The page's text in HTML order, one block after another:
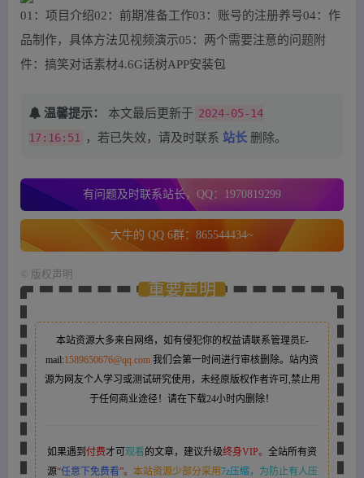
01：项目介绍02：前期准备工作03：账号的注册养号04：作
品制作，具体方法见视频演示05：两个需要注意的问题附
件：搞笑对话素材4.6G话树APP安装包
温馨提示： 本文最后更新于 2024-05-14
17:16:51
，若已失效，请及时联系 站长 删除。
有问题及时联系站长，QQ：1970819299
大牛的 QQ 6群：865544434~
版权声明
重要声明
本站资源大多来自网络，如有侵犯你的权益请联系管理员E-
mail:1589650676@qq.com 我们会第一时间进行审核删除。站内资
源为网友个人学习或测试研究使用，未经原版权作者许可,禁止用
于任何商业途径！请在下载24小时内删除！
如果遇到 付费才可 观看 的文章，建议升级终身VIP。 全站所有资
源“任意下免费看”。 本站资源少部分采用7z压缩，
为防止有人压